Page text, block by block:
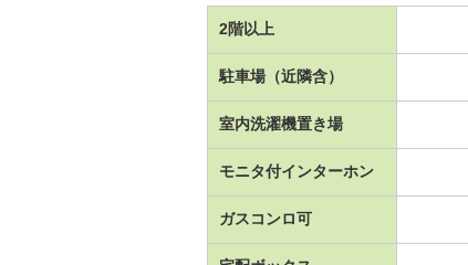
2階以上
駐車場（近隣含）
室内洗濯機置き場
モニタ付インターホン
ガスコンロ可